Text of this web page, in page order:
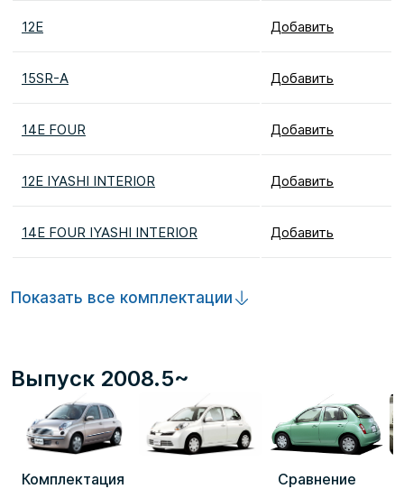
12E Добавить
15SR-A Добавить
14E FOUR Добавить
12E IYASHI INTERIOR Добавить
14E FOUR IYASHI INTERIOR Добавить
Показать все комплектации
Выпуск 2008.5~
Комплектация Сравнение